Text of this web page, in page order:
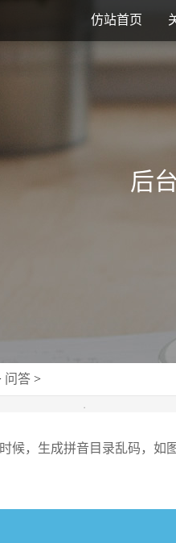
仿站首页
后
问答 >
候，生成拼音目录乱码，如图